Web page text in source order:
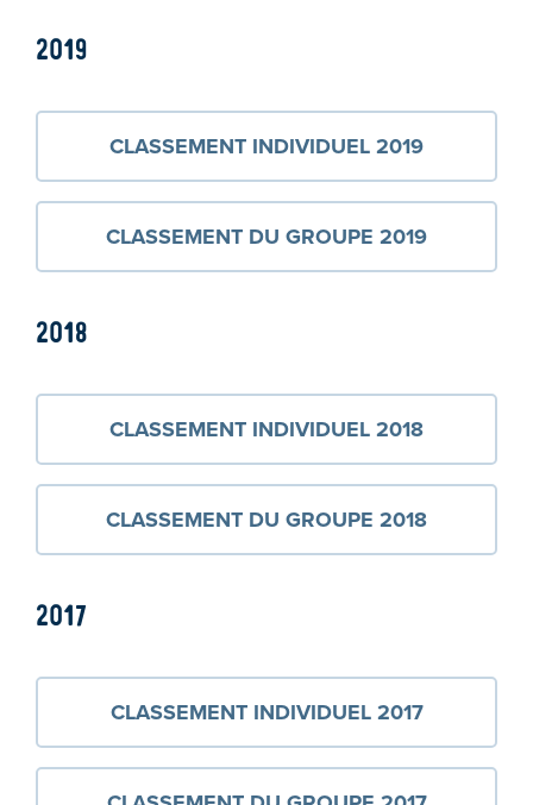
2019
CLASSEMENT INDIVIDUEL 2019
CLASSEMENT DU GROUPE 2019
2018
CLASSEMENT INDIVIDUEL 2018
CLASSEMENT DU GROUPE 2018
2017
CLASSEMENT INDIVIDUEL 2017